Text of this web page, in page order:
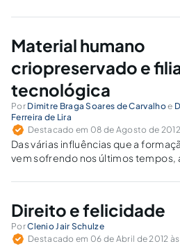
pesquisa com células-tronco
defendida pela AGU.
Material humano
criopreservado e
tecnológica
Por Dimitre Braga Soares de Carvalhoe
Ferreira de Lira
Destacado em 08 de Agosto de 2012
Das várias influências que a
vem sofrendo nos últimos tempos,
forte e a mais efetiva de todas.
Direito e felicidade
PorClenio Jair Schulze
Destacado em 06 de Abril de 2012 às